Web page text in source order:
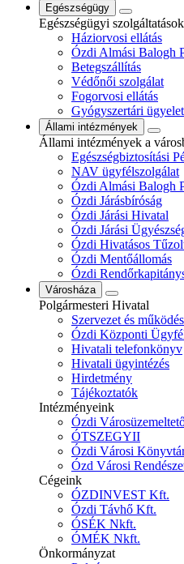
Egészségügy
Egészségügyi szolgáltatások
Háziorvosi ellátás
Ózdi Almási Balogh
Betegszállítás
Védőnői szolgálat
Fogorvosi ellátás
Gyógyszertári ügyelet
Állami intézmények
Állami intézmények a
Egészségbiztosítási
NAV ügyfélszolgálat
Ózdi Almási Balogh
Ózdi Járásbíróság
Ózdi Járási Hivatal
Ózdi Járási
Ózdi Hivatásos
Ózdi Mentőállomás
Ózdi
Városháza
Polgármesteri Hivatal
Szervezet és működés
Ózdi Központi
Hivatali telefonkönyv
Hivatali ügyintézés
Hirdetmény
Tájékoztatók
Intézményeink
Ózdi
ÓTSZEGYII
Ózdi Városi
Ózd Városi
Cégeink
ÓZDINVEST Kft.
Ózdi Távhő Kft.
ÓSÉK Nkft.
ÓMÉK Nkft.
Önkormányzat